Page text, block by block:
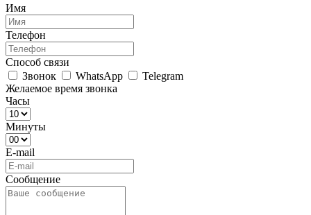
Имя
Телефон
Способ связи
Звонок
WhatsApp
Telegram
Желаемое время звонка
Часы
Минуты
E-mail
Сообщение